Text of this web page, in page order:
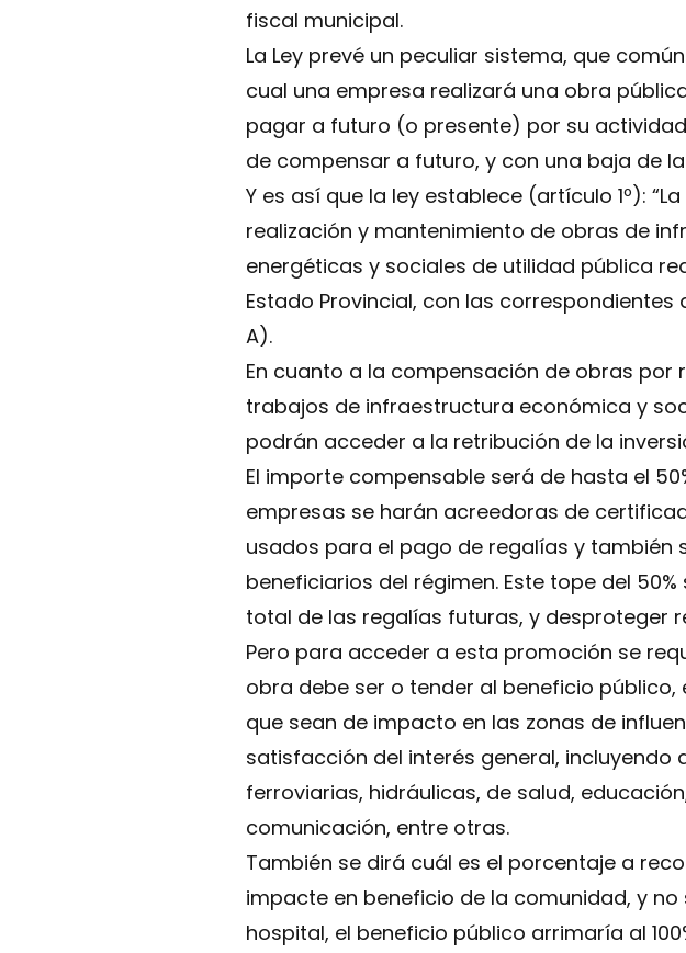
fiscal municipal.
La Ley prevé un peculiar sistema, que
cual una empresa realizará una obra
pagar a futuro (o presente) por su
de compensar a futuro, y con una baja de
Y es así que la ley establece (artículo 1º):
realización y mantenimiento de obras de
energéticas y sociales de utilidad pública
Estado Provincial, con las
A).
En cuanto a la compensación de obras
trabajos de infraestructura económica y
podrán acceder a la retribución de la
El importe compensable será de hasta el
empresas se harán acreedoras de
usados para el pago de regalías y también
beneficiarios del régimen. Este tope del
total de las regalías futuras, y desproteger
Pero para acceder a esta promoción se
obra debe ser o tender al beneficio
que sean de impacto en las zonas de
satisfacción del interés general, incluyendo
ferroviarias, hidráulicas, de salud,
comunicación, entre otras.
También se dirá cuál es el porcentaje a
impacte en beneficio de la comunidad, y
hospital, el beneficio público arrimaría al